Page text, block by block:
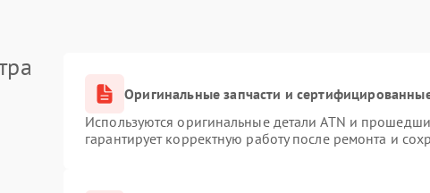
Оригинальные запчасти и
Используются оригинальные детали ATN и
гарантирует корректную работу после ремонта и